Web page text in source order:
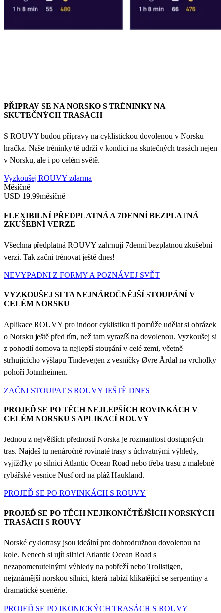
PŘIPRAV SE NA NORSKO S TRÉNINKY NA
SKUTEČNÝCH TRASÁCH
S ROUVY budou přípravy na cyklistickou dovolenou v Norsku
hračka. Naše tréninky tě udrží v kondici na skutečných trasách nejen
v Norsku, ale i po celém světě.
Vyzkoušej ROUVY zdarma
Měsíčně
USD 19.99měsíčně
FLEXIBILNÍ PŘEDPLATNÁ A 7DENNÍ BEZPLATNÁ
ZKUŠEBNÍ VERZE
Všechna předplatná ROUVY zahrnují 7denní bezplatnou zkušební
verzi. Tak začni trénovat ještě dnes!
NEVYPADNI Z FORMY A POZNÁVEJ SVĚT
VYZKOUŠEJ SI TA NEJNÁROČNĚJŠÍ STOUPÁNÍ V
CELÉM NORSKU
Aplikace ROUVY pro indoor cyklistiku ti pomůže udělat si obrázek
o Norsku ještě před tím, než tam vyrazíš na dovolenou. Vyzkoušej si
z pohodlí domova ta nejlepší stoupání v celé zemi, včetně
strhujícícho výšlapu Tindevegen z vesničky Øvre Årdal na vrcholky
pohoří Jotunheimen.
ZAČNI STOUPAT S ROUVY JEŠTĚ DNES
PROJEĎ SE PO TĚCH NEJLEPŠÍCH ROVINKÁCH V
CELÉM NORSKU S APLIKACÍ ROUVY
Jednou z největších předností Norska je rozmanitost dostupných
tras. Najdeš tu nenáročné rovinaté trasy s úchvatnými výhledy,
vyjížďky po silnici Atlantic Ocean Road nebo třeba trasu z malebné
rybářské vesnice Nusfjord na pláž Haukland.
PROJEĎ SE PO ROVINKÁCH S ROUVY
PROJEĎ SE PO TĚCH NEJIKONIČTĚJŠÍCH NORSKÝCH
TRASÁCH S ROUVY
Norské cyklotrasy jsou ideální pro dobrodružnou dovolenou na
kole. Nenech si ujít silnici Atlantic Ocean Road s
nezapomenutelnými výhledy na pobřeží nebo Trollstigen,
nejznámější norskou silnici, která nabízí klikatějící se serpentiny a
dramatické scenérie.
PROJEĎ SE PO IKONICKÝCH TRASÁCH S ROUVY